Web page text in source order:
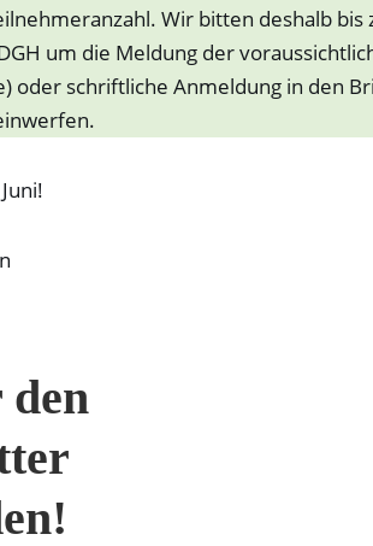
Wir bitten deshalb bis
um die Meldung der
oder schriftliche Anmeldung in den